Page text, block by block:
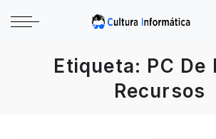
Etiqueta: PC De
Recursos